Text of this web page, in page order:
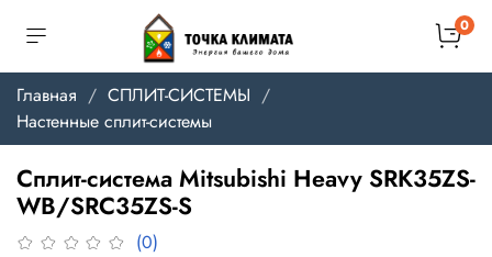
0
Главная
СПЛИТ-СИСТЕМЫ
Настенные сплит-системы
Сплит-система Mitsubishi Heavy SRK35ZS-
WB/SRC35ZS-S
(0)